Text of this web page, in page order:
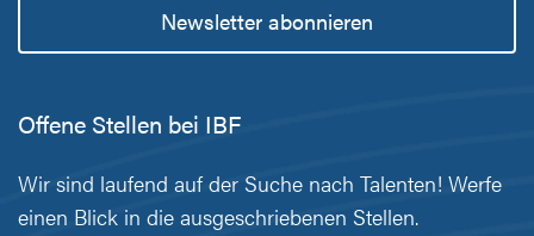
Newsletter abonnieren
Offene Stellen bei IBF
Wir sind laufend auf der Suche nach Talenten! Werfe
einen Blick in die ausgeschriebenen Stellen.